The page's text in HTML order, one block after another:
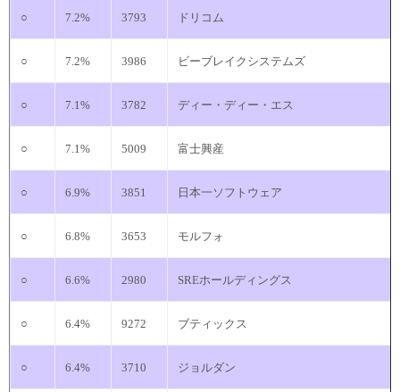
○ 7.2% 3793 ドリコム
○ 7.2% 3986 ビーブレイクシステムズ
○ 7.1% 3782 ディー・ディー・エス
○ 7.1% 5009 富士興産
○ 6.9% 3851 日本一ソフトウェア
○ 6.8% 3653 モルフォ
○ 6.6% 2980 SREホールディングス
○ 6.4% 9272 ブティックス
○ 6.4% 3710 ジョルダン